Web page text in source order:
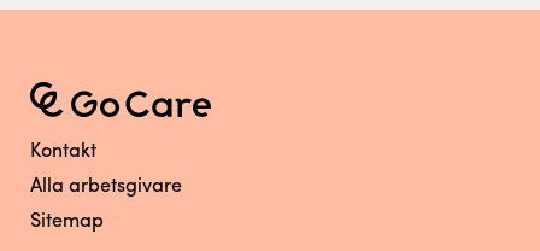
Kontakt
Alla arbetsgivare
Sitemap